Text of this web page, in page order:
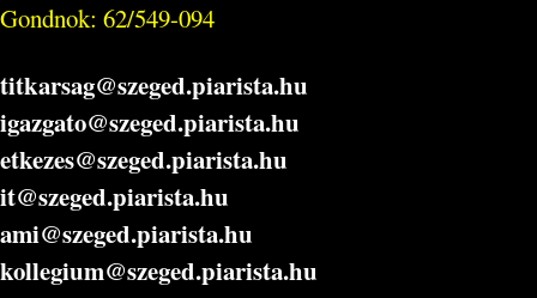
Gondnok: 62/549-094
titkarsag@szeged.piarista.hu
igazgato@szeged.piarista.hu
etkezes@szeged.piarista.hu
it@szeged.piarista.hu
ami@szeged.piarista.hu
kollegium@szeged.piarista.hu